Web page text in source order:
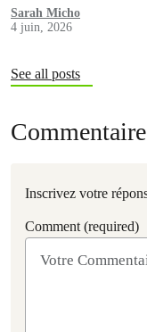
explorer les
profondeurs allant
Sarah Micho
4 juin, 2026
See all posts
Inscrivez votre
Comment (required)